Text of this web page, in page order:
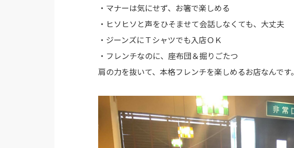
・マナーは気にせず、お箸で楽しめる
・ヒソヒソと声をひそませて会話しなくても、大丈夫
・ジーンズにＴシャツでも入店ＯＫ
・フレンチなのに、座布団＆掘りごたつ
肩の力を抜いて、本格フレンチを楽しめるお店なんです。